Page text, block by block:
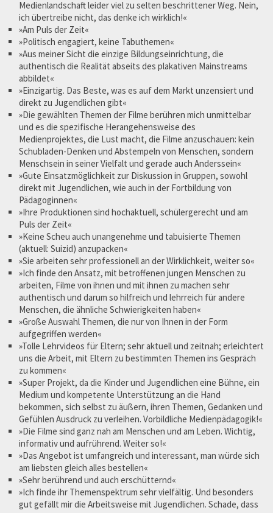
Medienlandschaft leider viel zu selten beschrittener Weg. Nein,
ich übertreibe nicht, das denke ich wirklich!«
»Am Puls der Zeit«
»Politisch engagiert, keine Tabuthemen«
»Aus meiner Sicht die einzige Bildungseinrichtung, die
authentisch die Realität abseits des plakativen Mainstreams
abbildet«
»Einzigartig. Das Beste, was es auf dem Markt unzensiert und
direkt zu Jugendlichen gibt«
»Die gewählten Themen der Filme berühren mich unmittelbar
und es die spezifische Herangehensweise des
Medienprojektes, die Lust macht, die Filme anzuschauen: kein
Schubladen-Denken und Abstempeln von Menschen, sondern
Menschsein in seiner Vielfalt und gerade auch Anderssein«
»Gute Einsatzmöglichkeit zur Diskussion in Gruppen, sowohl
direkt mit Jugendlichen, wie auch in der Fortbildung von
Pädagoginnen«
»Ihre Produktionen sind hochaktuell, schülergerecht und am
Puls der Zeit«
»Keine Scheu auch unangenehme und tabuisierte Themen
(aktuell: Suizid) anzupacken«
»Sie arbeiten sehr professionell an der Wirklichkeit, weiter so«
»Ich finde den Ansatz, mit betroffenen jungen Menschen zu
arbeiten, Filme von ihnen und mit ihnen zu machen sehr
authentisch und darum so hilfreich und lehrreich für andere
Menschen, die ähnliche Schwierigkeiten haben«
»Große Auswahl Themen, die nur von Ihnen in der Form
aufgegriffen werden«
»Tolle Lehrvideos für Eltern; sehr aktuell und zeitnah; erleichtert
uns die Arbeit, mit Eltern zu bestimmten Themen ins Gespräch
zu kommen«
»Super Projekt, da die Kinder und Jugendlichen eine Bühne, ein
Medium und kompetente Unterstützung an die Hand
bekommen, sich selbst zu äußern, ihren Themen, Gedanken und
Gefühlen Ausdruck zu verleihen. Vorbildliche Medienpädagogik!«
»Die Filme sind ganz nah am Menschen und am Leben. Wichtig,
informativ und aufrührend. Weiter so!«
»Das Angebot ist umfangreich und interessant, man würde sich
am liebsten gleich alles bestellen«
»Sehr berührend und auch erschütternd«
»Ich finde ihr Themenspektrum sehr vielfältig. Und besonders
gut gefällt mir die Arbeitsweise mit Jugendlichen. Schade, dass